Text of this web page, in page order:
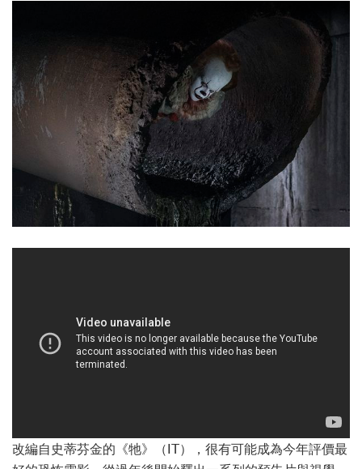
改編自史蒂芬金的《牠》（IT），很有可能成為今年評價最